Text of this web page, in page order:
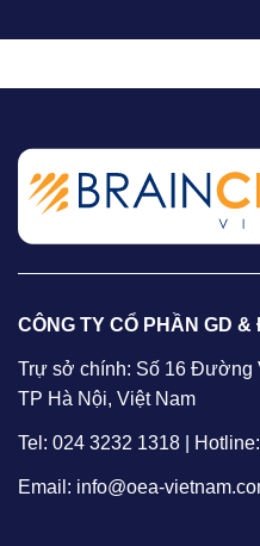
CÔNG TY CỔ PHẦN GD
Trự sở chính: Số 16 Đường
TP Hà Nội, Việt Nam
Tel: 024 3232 1318 |
Email: info@oea-